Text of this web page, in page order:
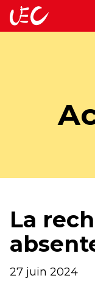
accueil
La
27 juin 2024